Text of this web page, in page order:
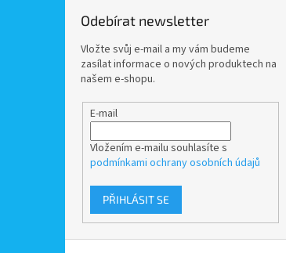
Odebírat newsletter
Vložte svůj e-mail a my vám budeme
zasílat informace o nových produktech na
našem e-shopu.
E-mail
Vložením e-mailu souhlasíte s
podmínkami ochrany osobních údajů
PŘIHLÁSIT SE